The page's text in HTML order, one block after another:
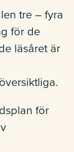
tre – fyra
för de
läsåret är
för